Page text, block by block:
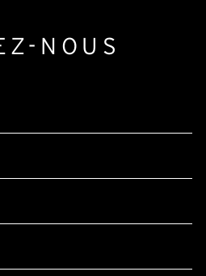
NOUS